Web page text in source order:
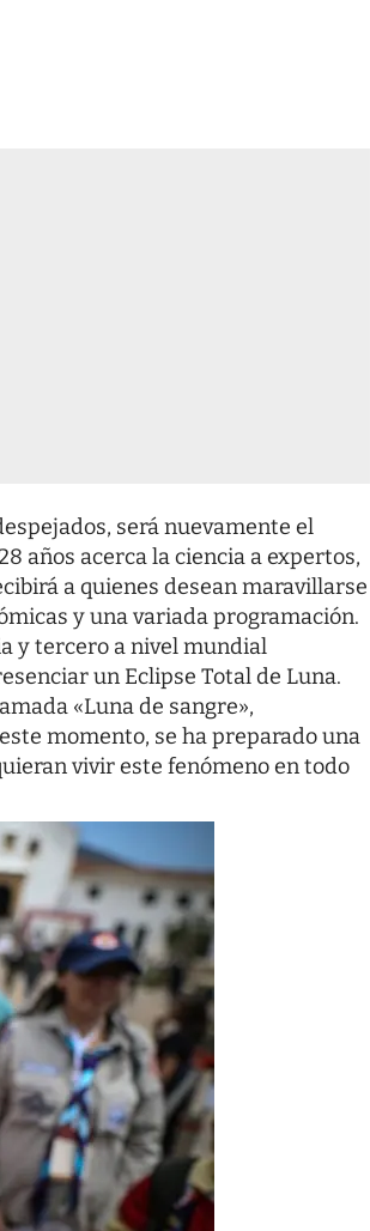
será nuevamente el
años acerca la ciencia a expertos,
a quienes desean maravillarse
y una variada programación.
y tercero a nivel mundial
un Eclipse Total de Luna.
«Luna de sangre»,
momento, se ha preparado una
vivir este fenómeno en todo